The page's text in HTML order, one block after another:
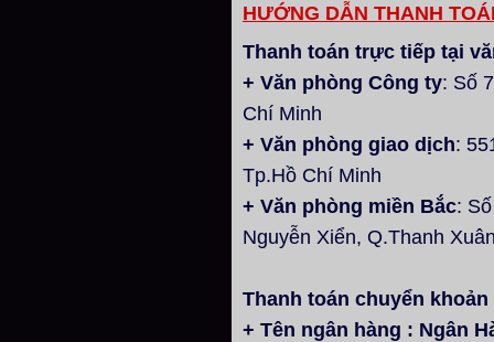
HƯỚNG DẪN THANH
Thanh toán trực tiếp tại
+ Văn phòng Công ty: Số
Chí Minh
+ Văn phòng giao dịch:
Tp.Hồ Chí Minh
+ Văn phòng miền Bắc:
Nguyễn Xiển, Q.Thanh
Thanh toán chuyển
+ Tên ngân hàng : Ngân